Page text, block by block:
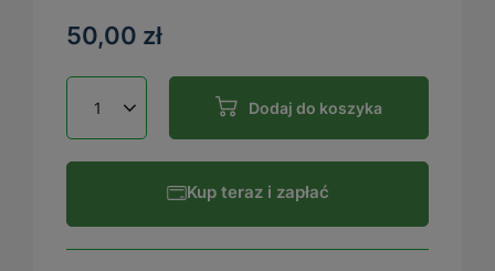
50,00 zł
Dodaj do koszyka
Kup teraz i zapłać